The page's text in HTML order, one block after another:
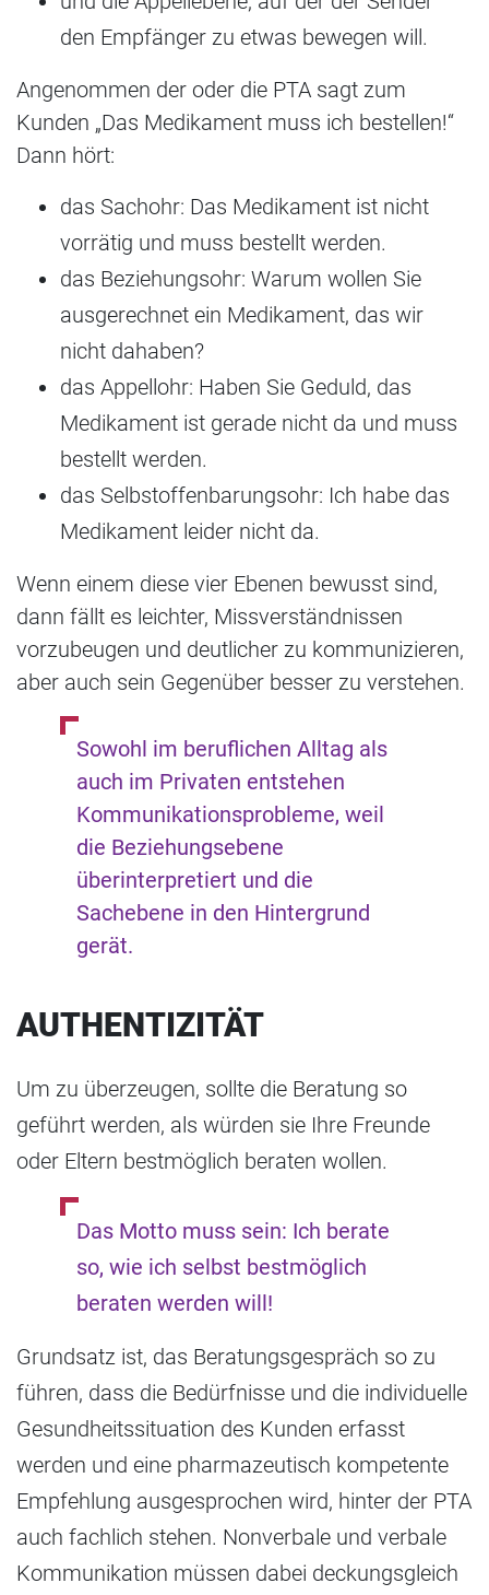
den Empfänger zu etwas bewegen will.
Angenommen der oder die PTA sagt zum
Kunden „Das Medikament muss ich bestellen!“
Dann hört:
das Sachohr: Das Medikament ist nicht
vorrätig und muss bestellt werden.
das Beziehungsohr: Warum wollen Sie
ausgerechnet ein Medikament, das wir
nicht dahaben?
das Appellohr: Haben Sie Geduld, das
Medikament ist gerade nicht da und muss
bestellt werden.
das Selbstoffenbarungsohr: Ich habe das
Medikament leider nicht da.
Wenn einem diese vier Ebenen bewusst sind,
dann fällt es leichter, Missverständnissen
vorzubeugen und deutlicher zu kommunizieren,
aber auch sein Gegenüber besser zu verstehen.
Sowohl im beruflichen Alltag als
auch im Privaten entstehen
Kommunikationsprobleme, weil
die Beziehungsebene
überinterpretiert und die
Sachebene in den Hintergrund
gerät.
AUTHENTIZITÄT
Um zu überzeugen, sollte die Beratung so
geführt werden, als würden sie Ihre Freunde
oder Eltern bestmöglich beraten wollen.
Das Motto muss sein: Ich berate
so, wie ich selbst bestmöglich
beraten werden will!
Grundsatz ist, das Beratungsgespräch so zu
führen, dass die Bedürfnisse und die individuelle
Gesundheitssituation des Kunden erfasst
werden und eine pharmazeutisch kompetente
Empfehlung ausgesprochen wird, hinter der PTA
auch fachlich stehen. Nonverbale und verbale
Kommunikation müssen dabei deckungsgleich